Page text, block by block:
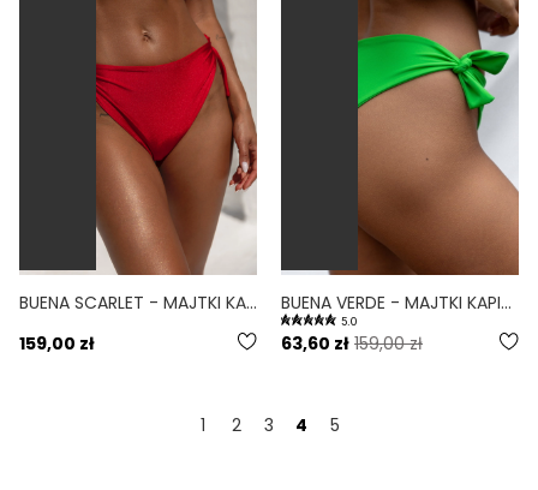
BUENA SCARLET - MAJTKI KĄPIELOWE WIĄZANE CZERWONY
159,00 zł
BUENA VERDE - MAJTKI KĄPIELOWE WIĄZANE ZIELONY
5.0
63,60 zł 159,00 zł
1 2 3 4 5